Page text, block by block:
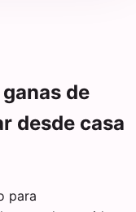
de
desde casa
para